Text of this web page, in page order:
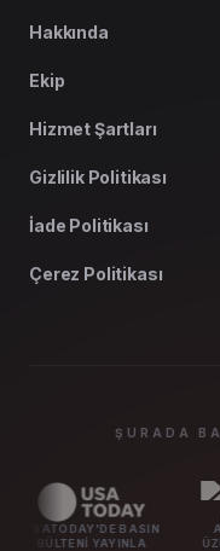
Hakkında
Ekip
Hizmet Şartları
Gizlilik Politikası
İade Politikası
Çerez Politikası
ŞURADA
BASIN
ASSOCIATED
ÜZERINE BASIN